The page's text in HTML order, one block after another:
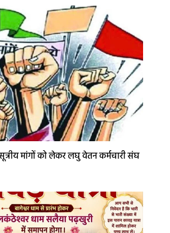
मांगों को लेकर लघु वेतन कर्मचारी संघ